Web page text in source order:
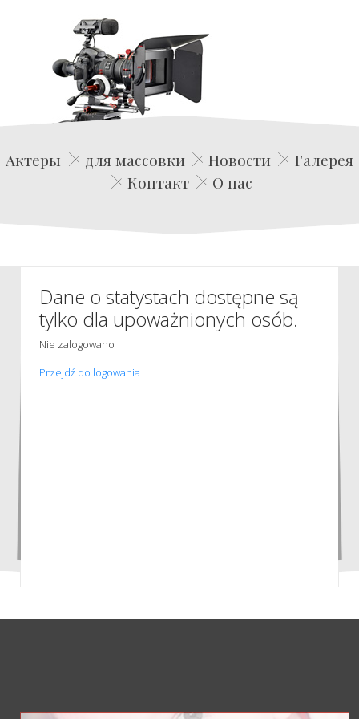
Edwin Film Agencja Aktorska
Актеры для массовки Новости
Галерея
Контакт
О нас
Dane o statystach dostępne są
tylko dla upoważnionych osób.
Nie zalogowano
Przejdź do logowania